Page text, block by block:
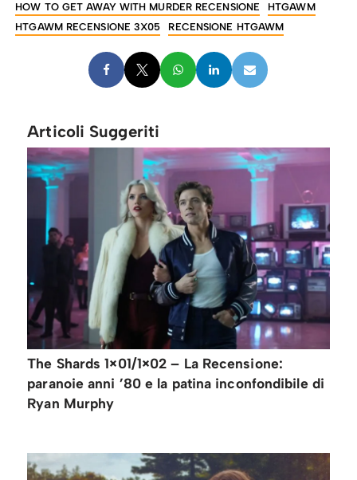
HOW TO GET AWAY WITH MURDER RECENSIONE
HTGAWM
HTGAWM RECENSIONE 3X05
RECENSIONE HTGAWM
Articoli Suggeriti
The Shards 1×01/1×02 – La Recensione:
paranoie anni ’80 e la patina inconfondibile di
Ryan Murphy